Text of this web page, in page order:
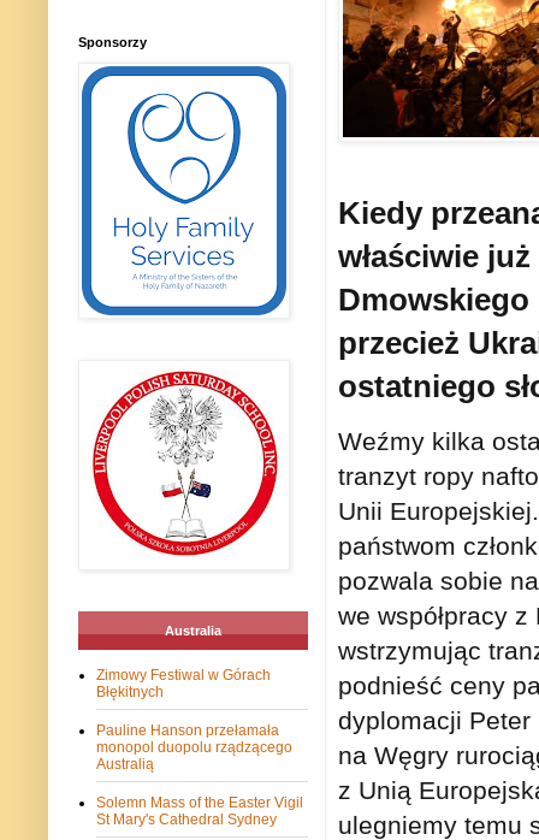
Kiedy
właściwie
Dmowskiego
przecież
ostatniego
Weźmy kilka
tranzyt ropy
Unii
państwom
pozwala sobie
we współpracy
wstrzymując
podnieść ceny
dyplomacji Peter
na Węgry
z Unią
ulegniemy temu
Sponsorzy
Australia
Zimowy Festiwal w Górach
Błękitnych
Pauline Hanson przełamała
monopol duopolu rządzącego
Australią
Solemn Mass of the Easter Vigil
St Mary's Cathedral Sydney